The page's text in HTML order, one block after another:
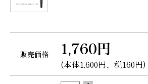
販売価格 1,760円
(本体1,600円、税160円)